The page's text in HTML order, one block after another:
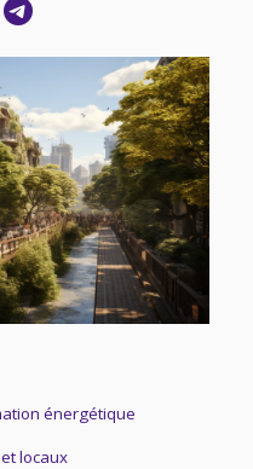
énergétique
locaux